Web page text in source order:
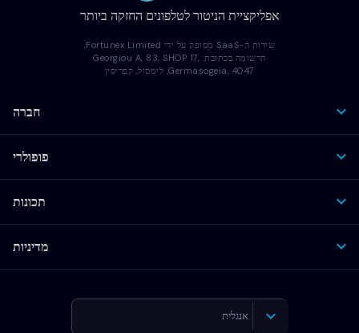
אפליקציית הניטור לטלפונים החזקה ביותר
שירות ה-SaaS מסופק על ידי Fortunex Limited,
הרשומה בכתובת: Georgiou A, 83, SHOP 17,
Germasogeia, 4047, לימסול, קפריסין
חברה
פופולרי
תכונות
מדיניות
אנגלית